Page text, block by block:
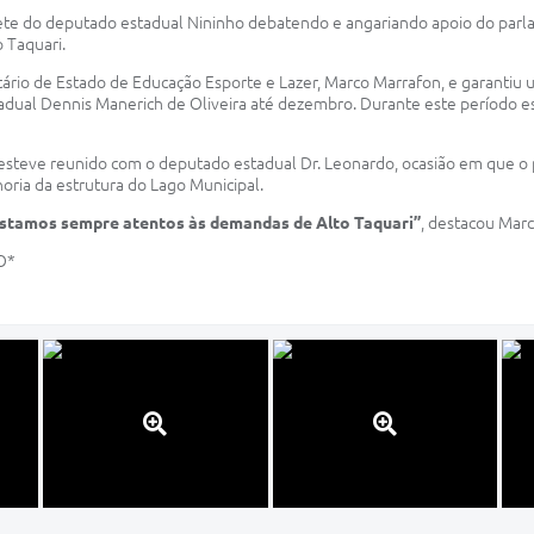
do deputado estadual Nininho debatendo e angariando apoio do
Taquari.
de Estado de Educação Esporte e Lazer, Marco Marrafon, e
Dennis Manerich de Oliveira até dezembro. Durante este período
reunido com o deputado estadual Dr. Leonardo, ocasião em que
da estrutura do Lago Municipal.
sempre atentos às demandas de Alto Taquari” , destacou